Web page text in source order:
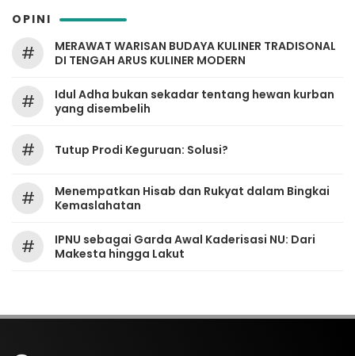
OPINI
#
MERAWAT WARISAN BUDAYA KULINER TRADISONAL
DI TENGAH ARUS KULINER MODERN
#
Idul Adha bukan sekadar tentang hewan kurban
yang disembelih
# Tutup Prodi Keguruan: Solusi?
#
Menempatkan Hisab dan Rukyat dalam Bingkai
Kemaslahatan
#
IPNU sebagai Garda Awal Kaderisasi NU: Dari
Makesta hingga Lakut